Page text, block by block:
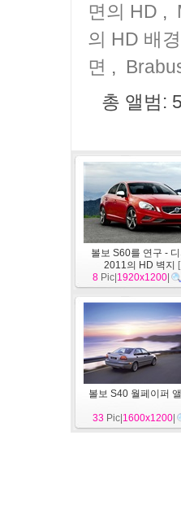
면의 HD ,
의 HD 배
면 ,
총 앨범:
볼보 S60를 연구 -
2011의 HD 벽지
[
8 Pic| 1920x1200
볼보 S40 월페이퍼
33 Pic| 1600x1200